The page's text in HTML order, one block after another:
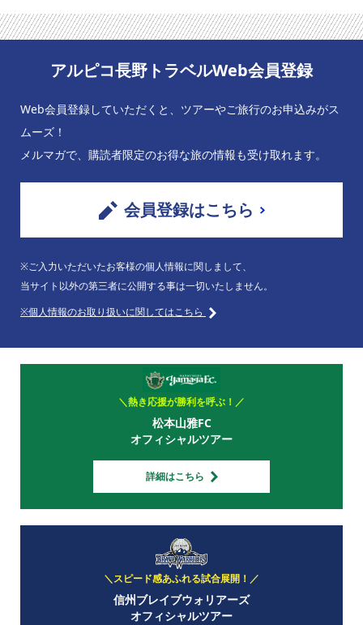
アルピコ長野トラベルWeb会員登録
Web会員登録していただくと、ツアーやご旅行のお申込みがス
ムーズ！
メルマガで、購読者限定のお得な旅の情報も受け取れます。
会員登録はこちら
※ご入力いただいたお客様の個人情報に関しまして、
当サイト以外の第三者に公開する事は一切いたしません。
※個人情報のお取り扱いに関してはこちら
＼熱き応援が勝利を呼ぶ！／
松本山雅FC
オフィシャルツアー
詳細はこちら
＼スピード感あふれる試合展開！／
信州ブレイブウォリアーズ
オフィシャルツアー